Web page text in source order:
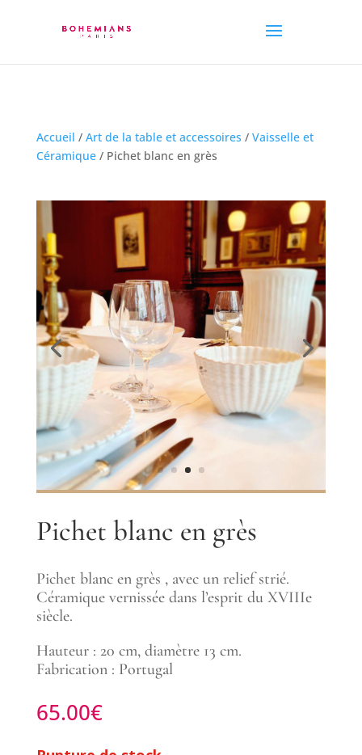
Accueil / Art de la table et accessoires / Vaisselle et
Céramique/ Pichet blanc en grès
Pichet blanc en grès
Pichet blanc en grès , avec un relief strié.
Céramique vernissée dans l’esprit du XVIIIe
siècle.
Hauteur : 20 cm, diamètre 13 cm.
Fabrication : Portugal
65.00€